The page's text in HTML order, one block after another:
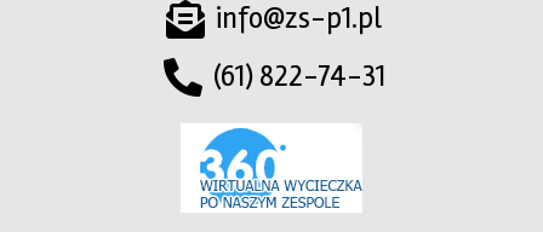
info@zs-p1.pl
(61) 822-74-31